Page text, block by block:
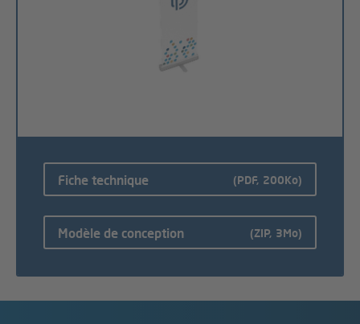
Fiche technique (PDF, 200Ko)
Modèle de conception (ZIP, 3Mo)